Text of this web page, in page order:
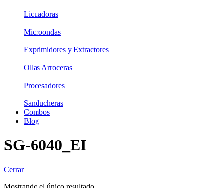
Licuadoras
Microondas
Exprimidores y Extractores
Ollas Arroceras
Procesadores
Sanducheras
Combos
Blog
SG-6040_EI
Cerrar
Mostrando el único resultado